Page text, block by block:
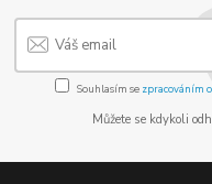
Souhlasím se zpracováním
Můžete se kdykoli